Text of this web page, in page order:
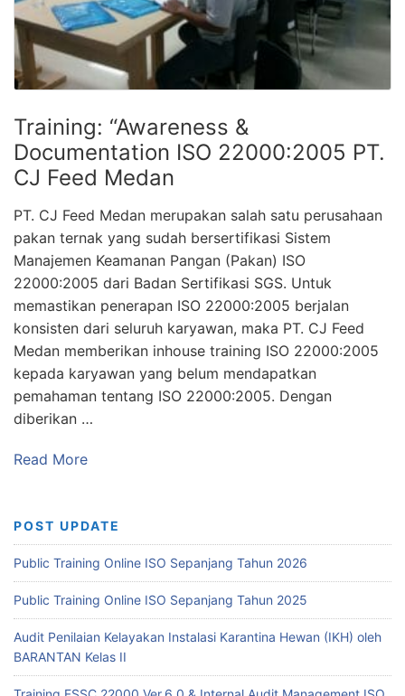
Training: “Awareness &
Documentation ISO 22000:2005 PT.
CJ Feed Medan
PT. CJ Feed Medan merupakan salah satu perusahaan
pakan ternak yang sudah bersertifikasi Sistem
Manajemen Keamanan Pangan (Pakan) ISO
22000:2005 dari Badan Sertifikasi SGS. Untuk
memastikan penerapan ISO 22000:2005 berjalan
konsisten dari seluruh karyawan, maka PT. CJ Feed
Medan memberikan inhouse training ISO 22000:2005
kepada karyawan yang belum mendapatkan
pemahaman tentang ISO 22000:2005. Dengan
diberikan …
Read More
POST UPDATE
Public Training Online ISO Sepanjang Tahun 2026
Public Training Online ISO Sepanjang Tahun 2025
Audit Penilaian Kelayakan Instalasi Karantina Hewan (IKH) oleh
BARANTAN Kelas II